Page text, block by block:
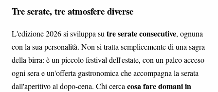
Tre serate, tre atmosfere diverse
L'edizione 2026 si sviluppa su tre serate consecutive, ognuna
con la sua personalità. Non si tratta semplicemente di una sagra
della birra: è un piccolo festival dell'estate, con un palco acceso
ogni sera e un'offerta gastronomica che accompagna la serata
dall'aperitivo al dopo-cena. Chi cerca cosa fare domani in